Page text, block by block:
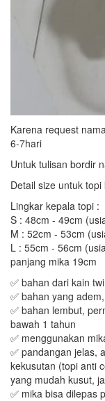
Karena request
6-7hari
Untuk tulisan bordir
Detail size untuk
Lingkar kepala topi :
S : 48cm - 49cm
M : 52cm - 53cm
L : 55cm - 56cm
panjang mika 19cm
✅ bahan dari kain
✅ bahan yang
✅ bahan lembut,
bawah 1 tahun
✅ menggunakan
✅ pandangan jelas,
kekusutan (topi anti
yang mudah kusut,
✅ mika bisa dilepas